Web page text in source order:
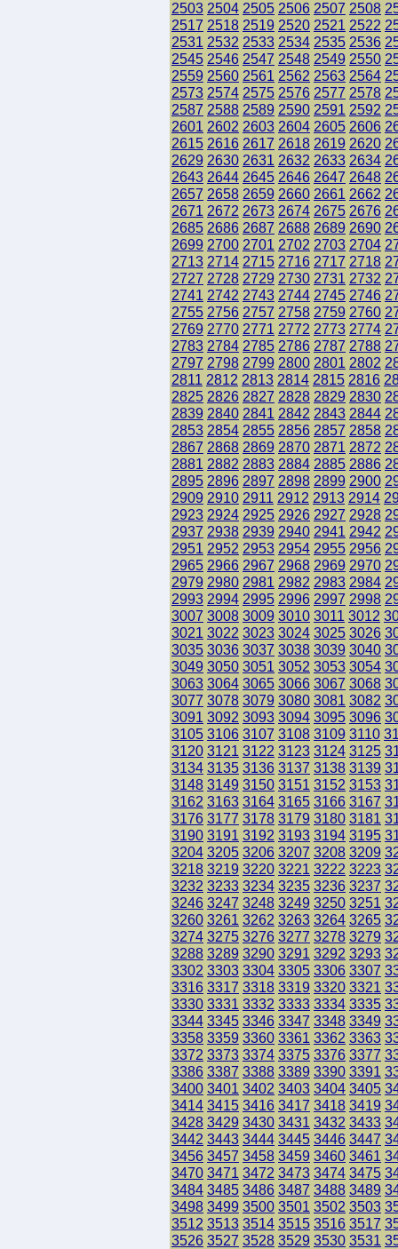
2503 2504 2505 2506 2507 2508
2517 2518 2519 2520 2521 2522
2531 2532 2533 2534 2535 2536
2545 2546 2547 2548 2549 2550
2559 2560 2561 2562 2563 2564
2573 2574 2575 2576 2577 2578
2587 2588 2589 2590 2591 2592
2601 2602 2603 2604 2605 2606
2615 2616 2617 2618 2619 2620
2629 2630 2631 2632 2633 2634
2643 2644 2645 2646 2647 2648
2657 2658 2659 2660 2661 2662
2671 2672 2673 2674 2675 2676
2685 2686 2687 2688 2689 2690
2699 2700 2701 2702 2703 2704
2713 2714 2715 2716 2717 2718
2727 2728 2729 2730 2731 2732
2741 2742 2743 2744 2745 2746
2755 2756 2757 2758 2759 2760
2769 2770 2771 2772 2773 2774
2783 2784 2785 2786 2787 2788
2797 2798 2799 2800 2801 2802
2811 2812 2813 2814 2815 2816
2825 2826 2827 2828 2829 2830
2839 2840 2841 2842 2843 2844
2853 2854 2855 2856 2857 2858
2867 2868 2869 2870 2871 2872
2881 2882 2883 2884 2885 2886
2895 2896 2897 2898 2899 2900
2909 2910 2911 2912 2913 2914
2923 2924 2925 2926 2927 2928
2937 2938 2939 2940 2941 2942
2951 2952 2953 2954 2955 2956
2965 2966 2967 2968 2969 2970
2979 2980 2981 2982 2983 2984
2993 2994 2995 2996 2997 2998
3007 3008 3009 3010 3011 3012
3021 3022 3023 3024 3025 3026
3035 3036 3037 3038 3039 3040
3049 3050 3051 3052 3053 3054
3063 3064 3065 3066 3067 3068
3077 3078 3079 3080 3081 3082
3091 3092 3093 3094 3095 3096
3105 3106 3107 3108 3109 3110
3120 3121 3122 3123 3124 3125
3134 3135 3136 3137 3138 3139
3148 3149 3150 3151 3152 3153
3162 3163 3164 3165 3166 3167
3176 3177 3178 3179 3180 3181
3190 3191 3192 3193 3194 3195
3204 3205 3206 3207 3208 3209
3218 3219 3220 3221 3222 3223
3232 3233 3234 3235 3236 3237
3246 3247 3248 3249 3250 3251
3260 3261 3262 3263 3264 3265
3274 3275 3276 3277 3278 3279
3288 3289 3290 3291 3292 3293
3302 3303 3304 3305 3306 3307
3316 3317 3318 3319 3320 3321
3330 3331 3332 3333 3334 3335
3344 3345 3346 3347 3348 3349
3358 3359 3360 3361 3362 3363
3372 3373 3374 3375 3376 3377
3386 3387 3388 3389 3390 3391
3400 3401 3402 3403 3404 3405
3414 3415 3416 3417 3418 3419
3428 3429 3430 3431 3432 3433
3442 3443 3444 3445 3446 3447
3456 3457 3458 3459 3460 3461
3470 3471 3472 3473 3474 3475
3484 3485 3486 3487 3488 3489
3498 3499 3500 3501 3502 3503
3512 3513 3514 3515 3516 3517
3526 3527 3528 3529 3530 3531